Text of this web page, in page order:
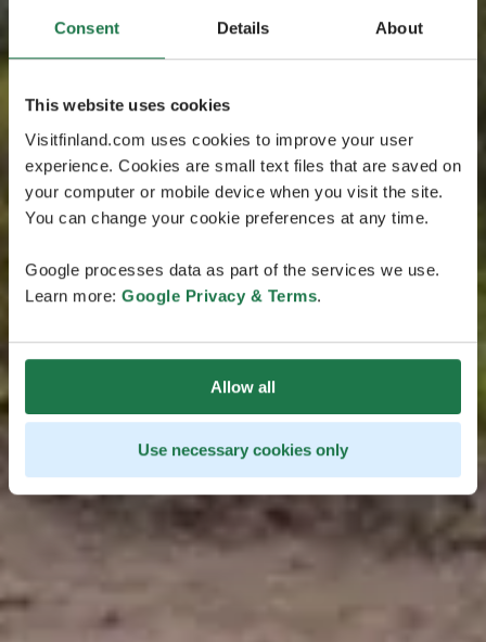
Consent Details About
This website uses cookies
Visitfinland.com uses cookies to improve your user
experience. Cookies are small text files that are saved on
your computer or mobile device when you visit the site.
You can change your cookie preferences at any time.
Google processes data as part of the services we use.
Learn more: Google Privacy & Terms.
Allow all
Use necessary cookies only